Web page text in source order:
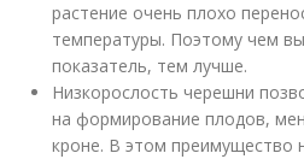
растение очень плохо
температуры. Поэтому чем
показатель, тем лучше.
Низкорослость черешни
на формирование плодов,
кроне. В этом преимущество